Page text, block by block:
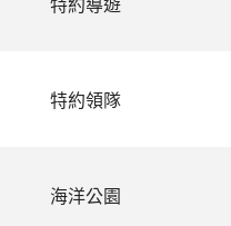
特約領隊
海洋公園